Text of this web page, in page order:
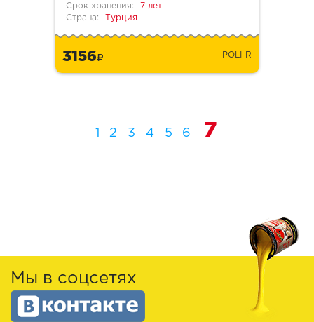
Срок хранения:
7 лет
Страна:
Турция
3156 POLI-R
2 3 4 5 6 7
Мы в соцсетях